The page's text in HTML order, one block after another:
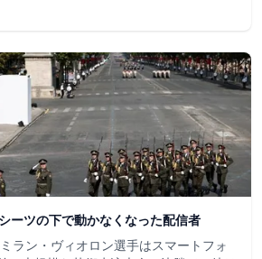
ーツの下で動かなくなった配信者
ラン・ヴィオロン選手はスマートフォ